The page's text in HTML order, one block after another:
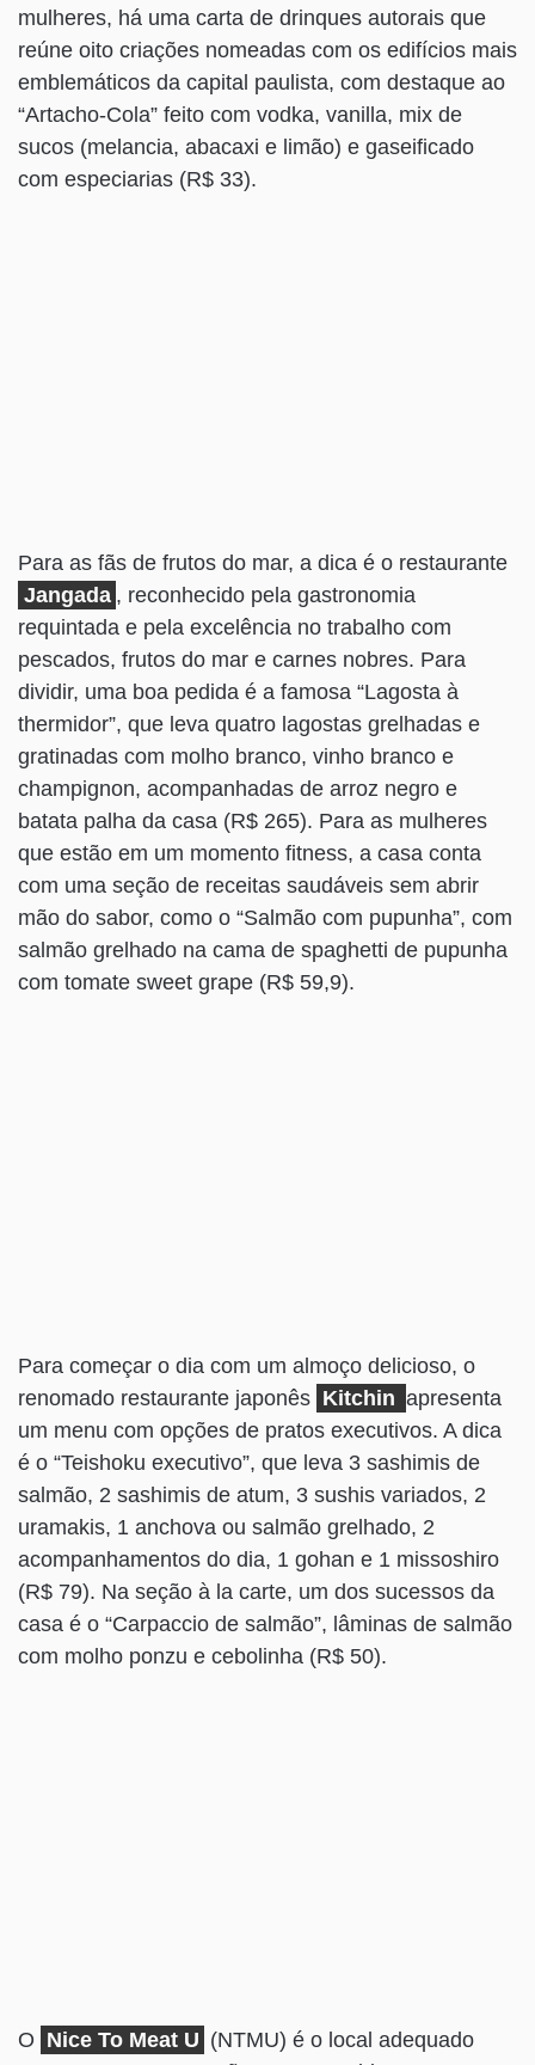
mulheres, há uma carta de drinques autorais que
reúne oito criações nomeadas com os edifícios mais
emblemáticos da capital paulista, com destaque ao
“Artacho-Cola” feito com vodka, vanilla, mix de
sucos (melancia, abacaxi e limão) e gaseificado
com especiarias (R$ 33).
Para as fãs de frutos do mar, a dica é o restaurante
Jangada , reconhecido pela gastronomia
requintada e pela excelência no trabalho com
pescados, frutos do mar e carnes nobres. Para
dividir, uma boa pedida é a famosa “Lagosta à
thermidor”, que leva quatro lagostas grelhadas e
gratinadas com molho branco, vinho branco e
champignon, acompanhadas de arroz negro e
batata palha da casa (R$ 265). Para as mulheres
que estão em um momento fitness, a casa conta
com uma seção de receitas saudáveis sem abrir
mão do sabor, como o “Salmão com pupunha”, com
salmão grelhado na cama de spaghetti de pupunha
com tomate sweet grape (R$ 59,9).
Para começar o dia com um almoço delicioso, o
renomado restaurante japonês Kitchin apresenta
um menu com opções de pratos executivos. A dica
é o “Teishoku executivo”, que leva 3 sashimis de
salmão, 2 sashimis de atum, 3 sushis variados, 2
uramakis, 1 anchova ou salmão grelhado, 2
acompanhamentos do dia, 1 gohan e 1 missoshiro
(R$ 79). Na seção à la carte, um dos sucessos da
casa é o “Carpaccio de salmão”, lâminas de salmão
com molho ponzu e cebolinha (R$ 50).
O Nice To Meat U (NTMU) é o local adequado